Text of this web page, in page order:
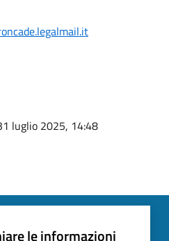
luglio 2025, 14:48
le informazioni